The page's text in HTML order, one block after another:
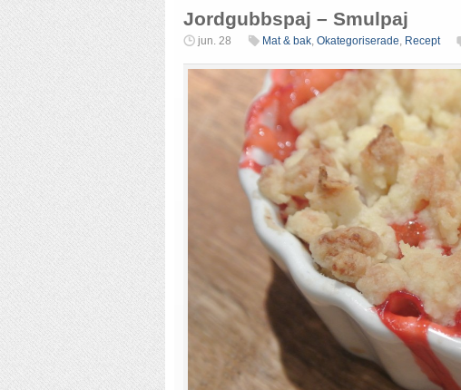
Jordgubbspaj – Smulpaj
jun. 28 Mat & bak, Okategoriserade, Recept